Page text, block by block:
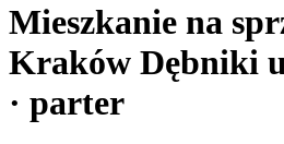
Mieszkanie na
Kraków Dębniki
· parter